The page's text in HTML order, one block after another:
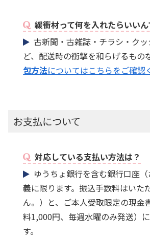
緩衝材って何を入れたらいいん
古新聞・古雑誌・チラシ・ク
ど、配送時の衝撃を和らげるもの
包方法についてはこちらをご確認
お支払について
対応している支払い方法は？
ゆうちょ銀行を含む銀行口座
義に限ります。振込手数料はいた
ん。）と、ご本人受取限定の現金
料1,000円、毎週水曜のみ発送）
す。